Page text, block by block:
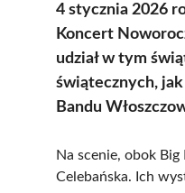
4 stycznia 2026
Koncert
udział w tym
świątecznych,
Bandu
Na scenie, obok
Celebańska. Ich